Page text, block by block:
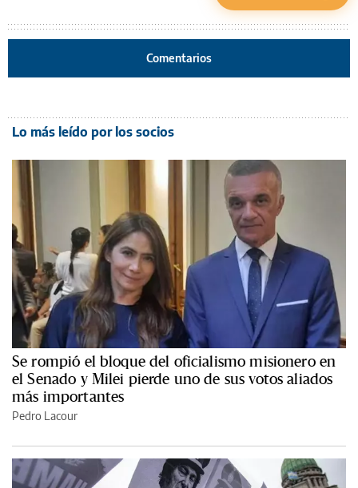
Comentarios
Lo más leído por los socios
Se rompió el bloque del oficialismo misionero en
el Senado y Milei pierde uno de sus votos aliados
más importantes
Pedro Lacour